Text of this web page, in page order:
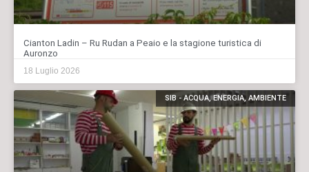
Cianton Ladin – Ru Rudan a Peaio e la stagione turistica di
Auronzo
18 Luglio 2026
SIB - ACQUA, ENERGIA, AMBIENTE